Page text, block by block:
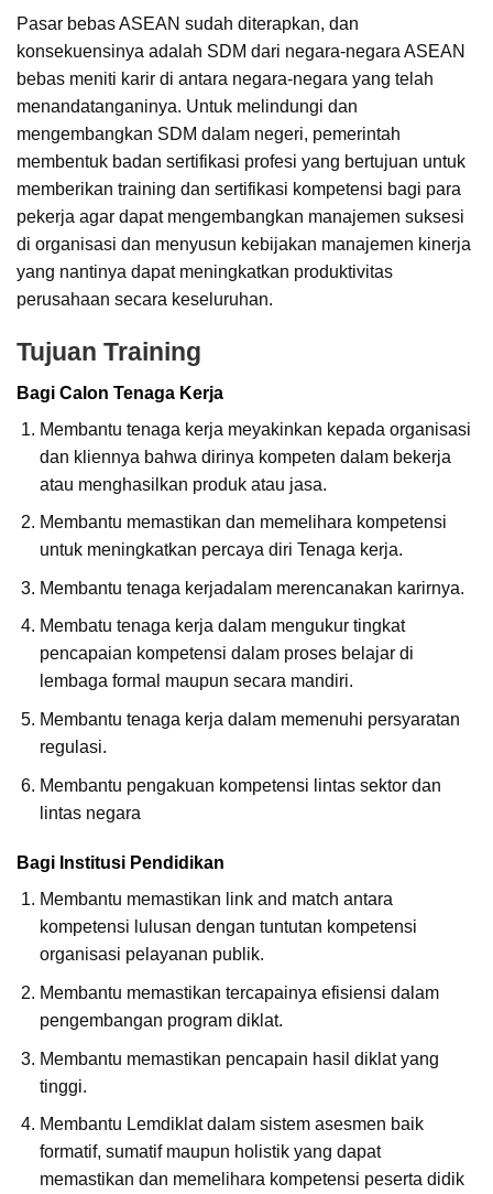
Pasar bebas ASEAN sudah diterapkan, dan
konsekuensinya adalah SDM dari negara-negara ASEAN
bebas meniti karir di antara negara-negara yang telah
menandatanganinya. Untuk melindungi dan
mengembangkan SDM dalam negeri, pemerintah
membentuk badan sertifikasi profesi yang bertujuan untuk
memberikan training dan sertifikasi kompetensi bagi para
pekerja agar dapat mengembangkan manajemen suksesi
di organisasi dan menyusun kebijakan manajemen kinerja
yang nantinya dapat meningkatkan produktivitas
perusahaan secara keseluruhan.
Tujuan Training
Bagi Calon Tenaga Kerja
Membantu tenaga kerja meyakinkan kepada organisasi
dan kliennya bahwa dirinya kompeten dalam bekerja
atau menghasilkan produk atau jasa.
Membantu memastikan dan memelihara kompetensi
untuk meningkatkan percaya diri Tenaga kerja.
Membantu tenaga kerjadalam merencanakan karirnya.
Membatu tenaga kerja dalam mengukur tingkat
pencapaian kompetensi dalam proses belajar di
lembaga formal maupun secara mandiri.
Membantu tenaga kerja dalam memenuhi persyaratan
regulasi.
Membantu pengakuan kompetensi lintas sektor dan
lintas negara
Bagi Institusi Pendidikan
Membantu memastikan link and match antara
kompetensi lulusan dengan tuntutan kompetensi
organisasi pelayanan publik.
Membantu memastikan tercapainya efisiensi dalam
pengembangan program diklat.
Membantu memastikan pencapain hasil diklat yang
tinggi.
Membantu Lemdiklat dalam sistem asesmen baik
formatif, sumatif maupun holistik yang dapat
memastikan dan memelihara kompetensi peserta didik